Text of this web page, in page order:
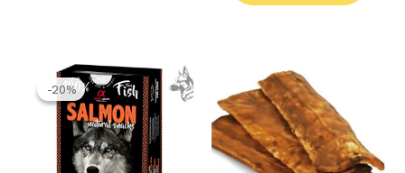
-20%
-20%
El
precio
original
era:
2.99 €.
El
precio
actual
es:
2.40 €.
Las